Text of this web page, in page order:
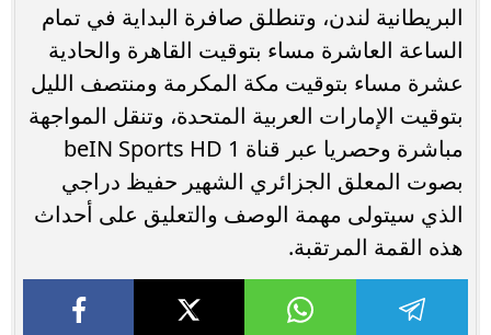
البريطانية لندن، وتنطلق صافرة البداية في تمام
الساعة العاشرة مساء بتوقيت القاهرة والحادية
عشرة مساء بتوقيت مكة المكرمة ومنتصف الليل
بتوقيت الإمارات العربية المتحدة، وتنقل المواجهة
مباشرة وحصريا عبر قناة beIN Sports HD 1
بصوت المعلق الجزائري الشهير حفيظ دراجي
الذي سيتولى مهمة الوصف والتعليق على أحداث
هذه القمة المرتقبة.